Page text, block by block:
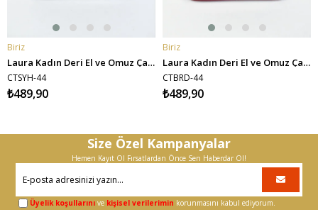
SEPETE EKLE
Biriz
Laura Kadın Deri El ve Omuz Çantası - Siyah
CTSYH-44
₺489,90
SEPETE EKLE
Biriz
Laura Kadın Deri El ve Omuz Çantası - Bordo
CTBRD-44
₺489,90
Size Özel Kampanyalar
Hemen Kayıt Ol Fırsatlardan Önce Sen Haberdar Ol!
Üyelik koşullarını ve kişisel verilerimin korunmasını kabul ediyorum.